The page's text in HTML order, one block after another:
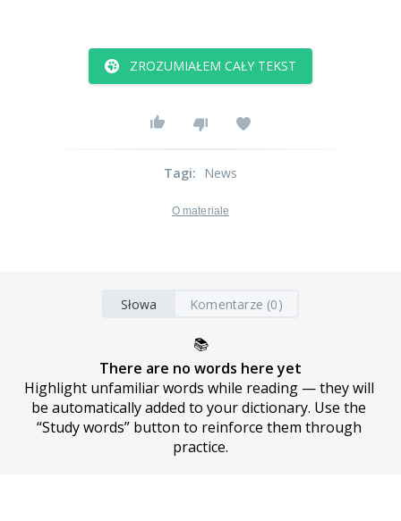
ZROZUMIAŁEM CAŁY TEKST
Tagi: News
O materiale
Słowa Komentarze (0)
📚
There are no words here yet
Highlight unfamiliar words while reading — they will
be automatically added to your dictionary. Use the
“Study words” button to reinforce them through
practice.